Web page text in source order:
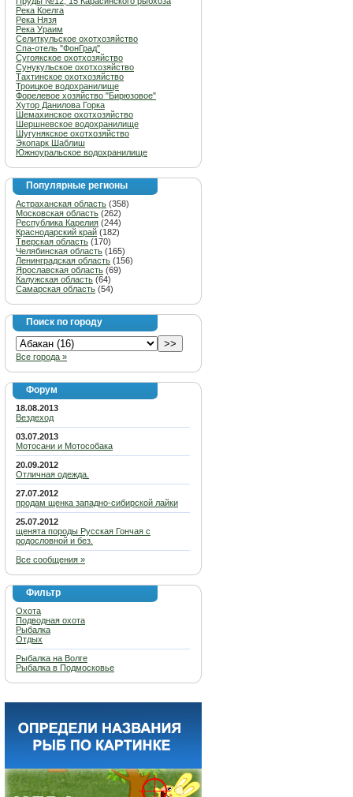
Река Коелга
Река Нязя
Река Ураим
Селиткульское охотхозяйство
Спа-отель "ФонГрад"
Сугоякское охотхозяйство
Сунукульское охотхозяйство
Тахтинское охотхозяйство
Троицкое водохранилище
Форелевое хозяйство "Бирюзовое"
Хутор Данилова Горка
Шемахинское охотхозяйство
Шершневское водохранилище
Шугунякское охотхозяйство
Экопарк Шаблиш
Южноуральское водохранилище
Популярные регионы
Астраханская область (358)
Московская область (262)
Республика Карелия (244)
Краснодарский край (182)
Тверская область (170)
Челябинская область (165)
Ленинградская область (156)
Ярославская область (69)
Калужская область (64)
Самарская область (54)
Поиск по городу
Все города »
Форум
18.08.2013
Вездеход
03.07.2013
Мотосани и Мотособака
20.09.2012
Отличная одежда.
27.07.2012
продам щенка западно-сибирской лайки
25.07.2012
щенята породы Русская Гончая с
родословной и без.
Все сообщения »
Фильтр
Охота
Подводная охота
Рыбалка
Отдых
Рыбалка на Волге
Рыбалка в Подмосковье